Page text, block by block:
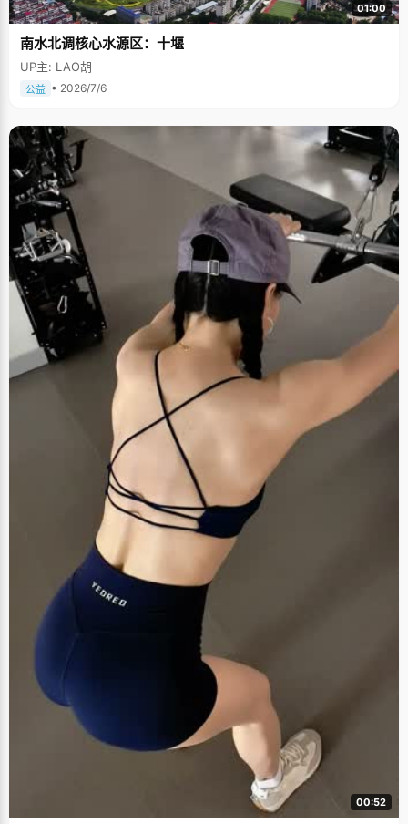
01:00
南水北调核心水源区：十堰
UP主: LAO胡
公益 • 2026/7/6
00:52